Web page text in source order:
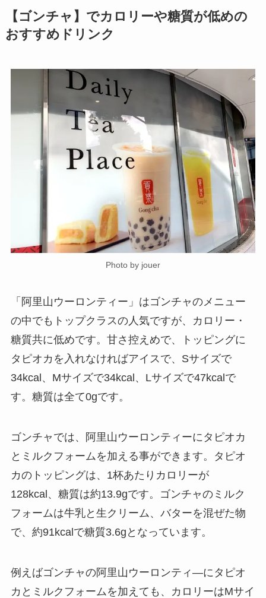
【ゴンチャ】でカロリーや糖質が低めの
おすすめドリンク
Photo by jouer
「阿里山ウーロンティー」はゴンチャのメニュー
の中でもトップクラスの人気ですが、カロリー・
糖質共に低めです。甘さ控えめで、トッピングに
タピオカを入れなければアイスで、Sサイズで
34kcal、Mサイズで34kcal、Lサイズで47kcalで
す。糖質は全て0gです。
ゴンチャでは、阿里山ウーロンティーにタピオカ
とミルクフォームを加える事ができます。タピオ
カのトッピングは、1杯あたりカロリーが
128kcal、糖質は約13.9gです。ゴンチャのミルク
フォームは牛乳と生クリーム、バターを混ぜた物
で、約91kcalで糖質3.6gとなっています。
例えばゴンチャの阿里山ウーロンティ―にタピオ
カとミルクフォームを加えても、カロリーはMサイ